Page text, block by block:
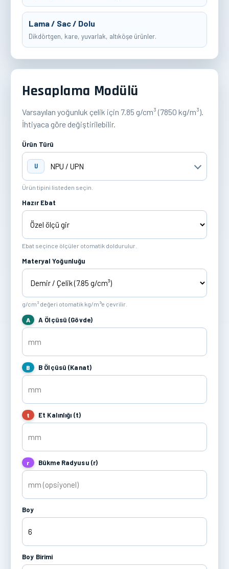
Lama / Sac / Dolu
Dikdörtgen, kare, yuvarlak, altıköşe ürünler.
Hesaplama Modülü
Varsayılan yoğunluk çelik için 7.85 g/cm³ (7850 kg/m³).
İhtiyaca göre değiştirilebilir.
Ürün Türü
U
Ürün tipini listeden seçin.
Hazır Ebat
Ebat seçince ölçüler otomatik doldurulur.
Materyal Yoğunluğu
g/cm³ değeri otomatik kg/m³'e çevrilir.
A A Ölçüsü (Gövde)
B B Ölçüsü (Kanat)
t Et Kalınlığı (t)
r Bükme Radyusu (r)
Boy
Boy Birimi